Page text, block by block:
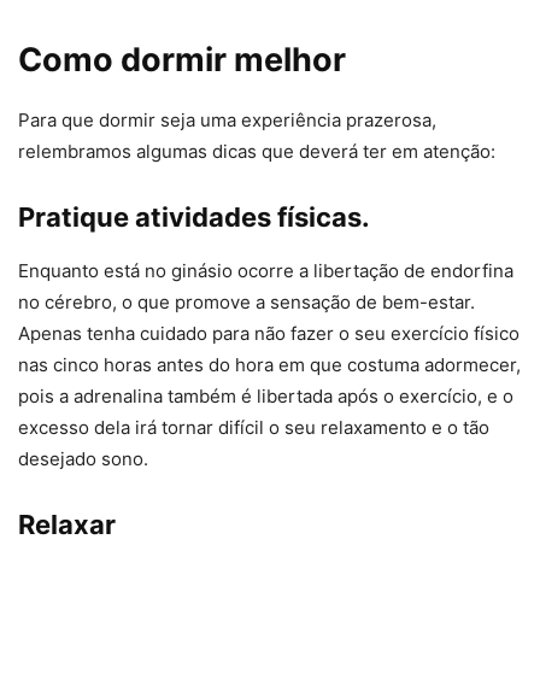
Como dormir melhor
Para que dormir seja uma experiência prazerosa,
relembramos algumas dicas que deverá ter em atenção:
Pratique atividades físicas.
Enquanto está no ginásio ocorre a libertação de endorfina
no cérebro, o que promove a sensação de bem-estar.
Apenas tenha cuidado para não fazer o seu exercício físico
nas cinco horas antes do hora em que costuma adormecer,
pois a adrenalina também é libertada após o exercício, e o
excesso dela irá tornar difícil o seu relaxamento e o tão
desejado sono.
Relaxar